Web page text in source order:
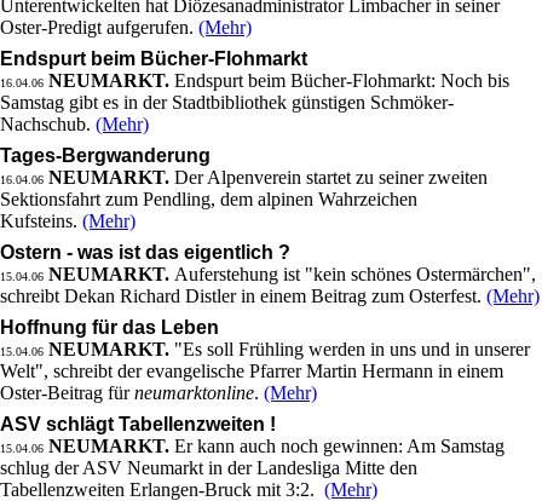
Unterentwickelten hat Diözesanadministrator Limbacher in seiner
Oster-Predigt aufgerufen. (Mehr)
Endspurt beim Bücher-Flohmarkt
16.04.06 NEUMARKT. Endspurt beim Bücher-Flohmarkt: Noch bis
Samstag gibt es in der Stadtbibliothek günstigen Schmöker-
Nachschub. (Mehr)
Tages-Bergwanderung
16.04.06 NEUMARKT. Der Alpenverein startet zu seiner zweiten
Sektionsfahrt zum Pendling, dem alpinen Wahrzeichen
Kufsteins. (Mehr)
Ostern - was ist das eigentlich ?
15.04.06 NEUMARKT. Auferstehung ist "kein schönes Ostermärchen",
schreibt Dekan Richard Distler in einem Beitrag zum Osterfest. (Mehr)
Hoffnung für das Leben
15.04.06 NEUMARKT. "Es soll Frühling werden in uns und in unserer
Welt", schreibt der evangelische Pfarrer Martin Hermann in einem
Oster-Beitrag fürneumarktonline. (Mehr)
ASV schlägt Tabellenzweiten !
15.04.06 NEUMARKT. Er kann auch noch gewinnen: Am Samstag
schlug der ASV Neumarkt in der Landesliga Mitte den
Tabellenzweiten Erlangen-Bruck mit 3:2. (Mehr)